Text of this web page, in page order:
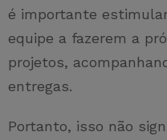
é importante
equipe a fazerem a
projetos,
entregas.
Portanto, isso não